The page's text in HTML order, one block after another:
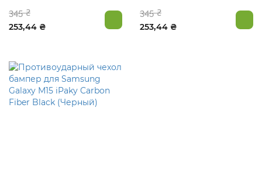
345 ₴
253,44 ₴
345 ₴
253,44 ₴